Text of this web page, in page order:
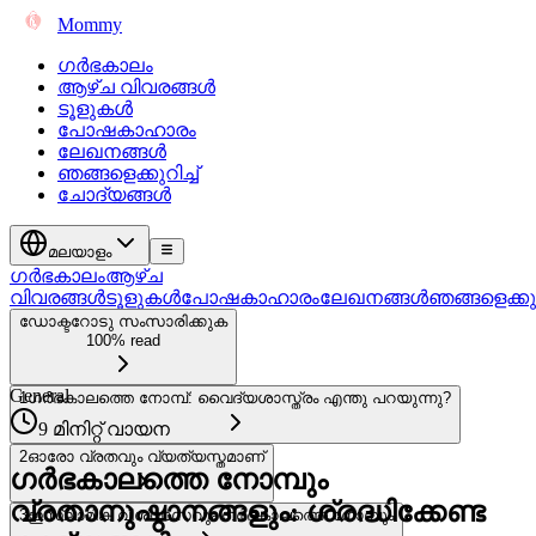
Mommy
ഗർഭകാലം
ആഴ്ച വിവരങ്ങൾ
ടൂളുകൾ
പോഷകാഹാരം
ലേഖനങ്ങൾ
ഞങ്ങളെക്കുറിച്ച്
ചോദ്യങ്ങൾ
മലയാളം
ഗർഭകാലംആഴ്ച
വിവരങ്ങൾടൂളുകൾപോഷകാഹാരംലേഖനങ്ങൾ
ഡോക്ടറോടു സംസാരിക്കുക
100% read
1ഗർഭകാലത്തെ നോമ്പ്: വൈദ്യശാസ്ത്രം എന്തു പറയുന്നു?
2ഓരോ വ്രതവും വ്യത്യസ്തമാണ്
3ഇസ്ലാമിക വിശ്വാസവും ഗർഭകാലത്തെ നോമ്പും
General
9 മിനിറ്റ് വായന
ഗർഭകാലത്തെ നോമ്പും
വ്രതാനുഷ്ഠാനങ്ങളും: ശ്രദ്ധിക്കേണ്ട